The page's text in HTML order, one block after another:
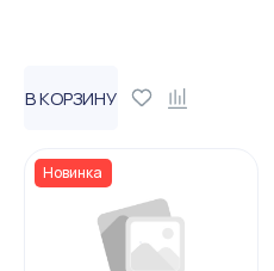
В КОРЗИНУ
Новинка